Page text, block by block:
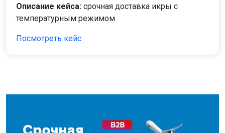
Описание кейса: срочная доставка икры с
температурным режимом
Посмотреть кейс